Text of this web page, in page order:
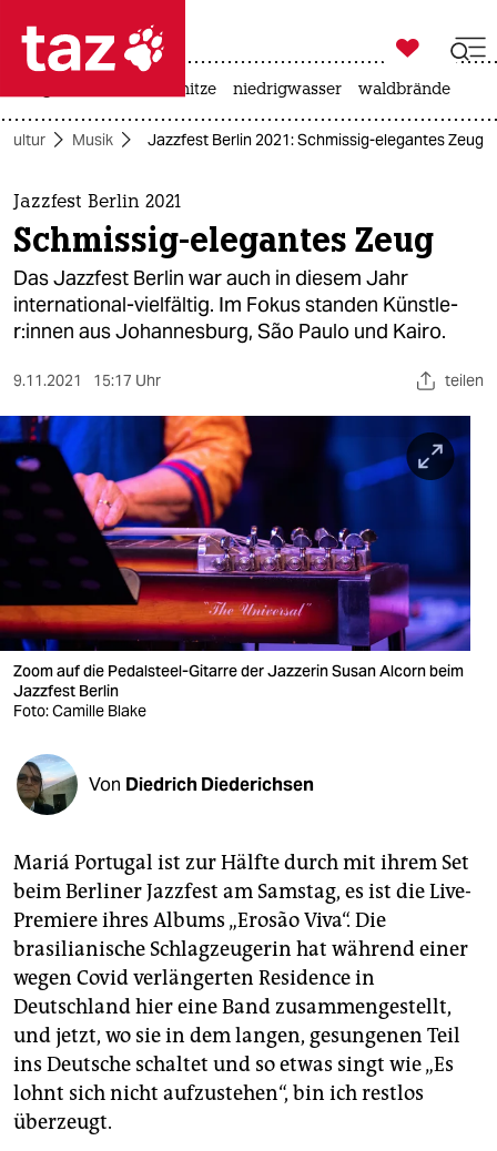
 taz zahl ich
taz zahl ich
themen
politik
öko
sport
berlin
nord
wahrheit
verlag
verlag
shop
fragen & hilfe
unterstützen
abo
genossenschaft
epaper login

taz zahl ich
hitze niedrigwasser waldbrände
Kultur Musik Jazzfest Berlin 2021: Schmissig-elegantes Zeug
Jazzfest Berlin 2021
Schmissig-elegantes Zeug
Das Jazzfest Berlin war auch in diesem Jahr
international-vielfältig. Im Fokus standen Künst­le­
r:in­nen aus Johannesburg, São Paulo und Kairo.
9.11.2021 15:17 Uhr teilen
Zoom auf die Pedalsteel-Gitarre der Jazzerin Susan Alcorn beim
Jazzfest Berlin
Foto: Camille Blake
Von Diedrich Diederichsen
Mariá Portugal ist zur Hälfte durch mit ihrem Set
beim Berliner Jazzfest am Samstag, es ist die Live-
Premiere ihres Albums „Erosão Viva“. Die
brasilianische Schlagzeugerin hat während einer
wegen Covid verlängerten Residence in
Deutschland hier eine Band zusammengestellt,
und jetzt, wo sie in dem langen, gesungenen Teil
ins Deutsche schaltet und so etwas singt wie „Es
lohnt sich nicht aufzustehen“, bin ich restlos
überzeugt.